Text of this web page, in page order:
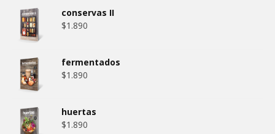
conservas II
$1.890
fermentados
$1.890
huertas
$1.890